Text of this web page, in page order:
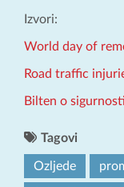
Izvori:
World day of
Road traffic
Bilten o
Tagovi
Ozljede